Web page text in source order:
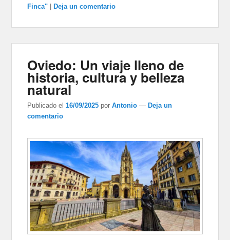
Finca"
Deja un comentario
Oviedo: Un viaje lleno de
historia, cultura y belleza
natural
Publicado el 16/09/2025 porAntonio — Deja un
comentario